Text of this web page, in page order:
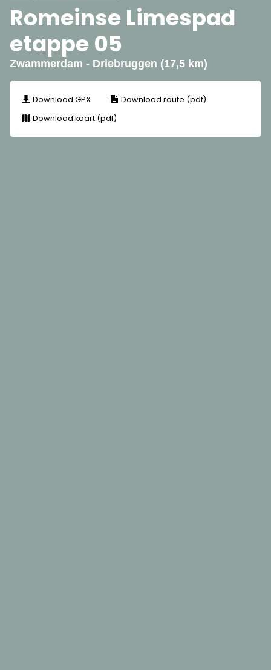
Romeinse Limespad
etappe 05
Zwammerdam - Driebruggen (17,5 km)
Download GPX
Download route (pdf)
Download kaart (pdf)